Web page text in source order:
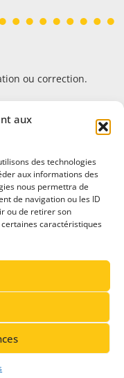
aux
des technologies
aux informations des
nous permettra de
de navigation ou les ID
ou de retirer son
caractéristiques
ou correction.